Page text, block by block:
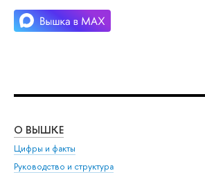
О ВЫШКЕ
Цифры и факты
Руководство и структура